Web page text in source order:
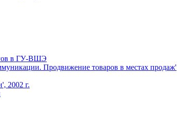
в ГУ-ВШЭ
Продвижение товаров в местах продаж'
2002 г.